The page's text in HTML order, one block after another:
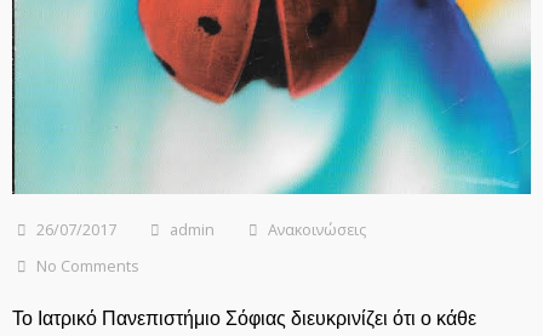
26/07/2017 admin
Ανακοινώσεις
No Comments
Το Ιατρικό Πανεπιστήμιο Σόφιας διευκρινίζει ότι ο κάθε